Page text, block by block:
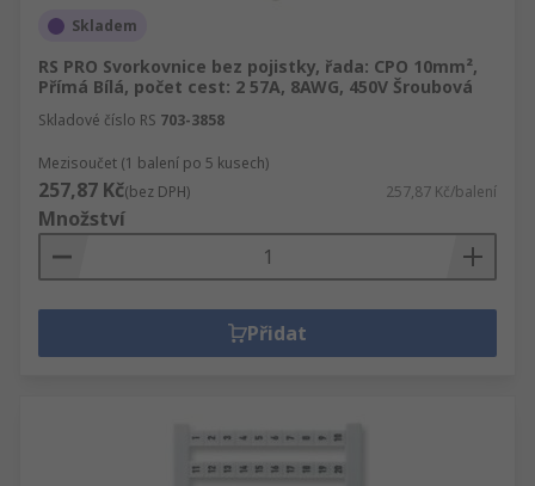
Skladem
RS PRO Svorkovnice bez pojistky, řada: CPO 10mm²,
Přímá Bílá, počet cest: 2 57A, 8AWG, 450V Šroubová
Skladové číslo RS 703-3858
Mezisoučet (1 balení po 5 kusech)
257,87 Kč(bez DPH) 257,87 Kč/balení
Množství
Přidat